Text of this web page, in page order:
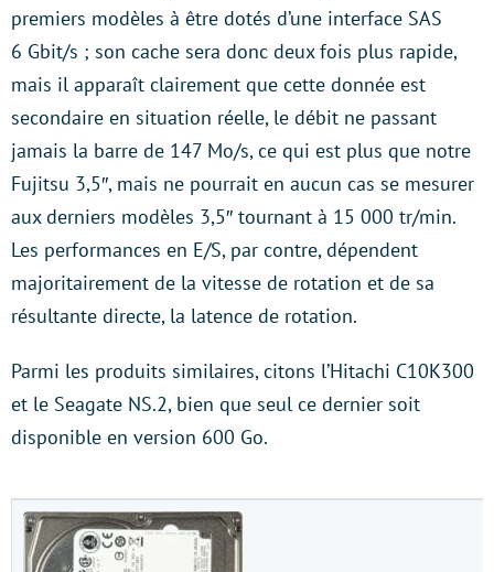
premiers modèles à être dotés d’une interface SAS
6 Gbit/s ; son cache sera donc deux fois plus rapide,
mais il apparaît clairement que cette donnée est
secondaire en situation réelle, le débit ne passant
jamais la barre de 147 Mo/s, ce qui est plus que notre
Fujitsu 3,5″, mais ne pourrait en aucun cas se mesurer
aux derniers modèles 3,5″ tournant à 15 000 tr/min.
Les performances en E/S, par contre, dépendent
majoritairement de la vitesse de rotation et de sa
résultante directe, la latence de rotation.
Parmi les produits similaires, citons l’Hitachi C10K300
et le Seagate NS.2, bien que seul ce dernier soit
disponible en version 600 Go.